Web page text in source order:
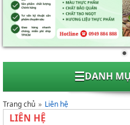
☰DANH
Trang chủ Liên hệ
LIÊN HỆ